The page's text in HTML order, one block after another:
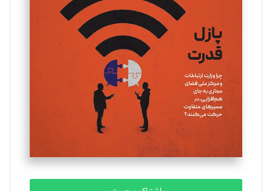
یسنا امان‌پور
تحریریه
ملینا جعفری
تحریریه
مصطفی مسجدی آرانی
تحریریه